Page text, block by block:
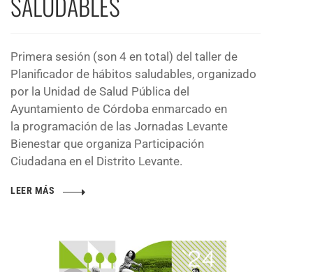
Primera sesión (son 4 en total) del taller de
Planificador de hábitos saludables, organizado
por la Unidad de Salud Pública del
Ayuntamiento de Córdoba enmarcado en
la programación de las Jornadas Levante
Bienestar que organiza Participación
Ciudadana en el Distrito Levante.
LEER MÁS